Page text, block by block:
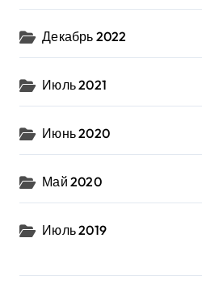
Декабрь 2022
Июль 2021
Июнь 2020
Май 2020
Июль 2019